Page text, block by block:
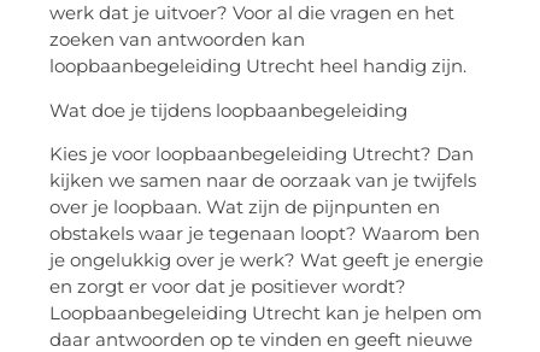
werk dat je uitvoer? Voor al die vragen en het
zoeken van antwoorden kan
loopbaanbegeleiding Utrecht heel handig zijn.
Wat doe je tijdens loopbaanbegeleiding
Kies je voor loopbaanbegeleiding Utrecht? Dan
kijken we samen naar de oorzaak van je twijfels
over je loopbaan. Wat zijn de pijnpunten en
obstakels waar je tegenaan loopt? Waarom ben
je ongelukkig over je werk? Wat geeft je energie
en zorgt er voor dat je positiever wordt?
Loopbaanbegeleiding Utrecht kan je helpen om
daar antwoorden op te vinden en geeft nieuwe